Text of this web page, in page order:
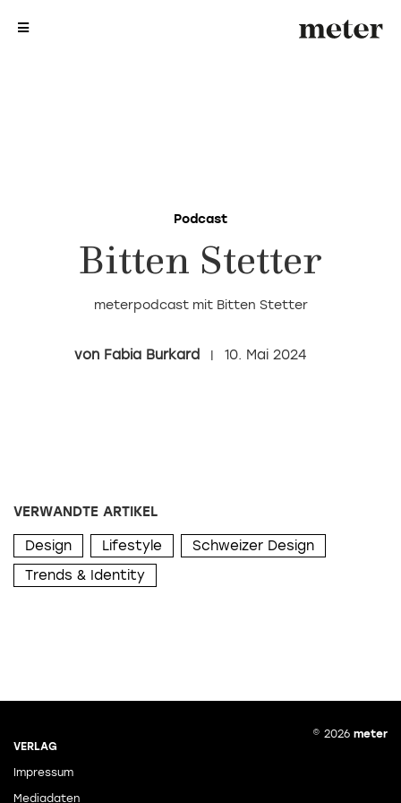
Podcast
Bitten Stetter
meterpodcast mit Bitten Stetter
Fabia Burkard 10. Mai 2024
VERWANDTE ARTIKEL
Design Lifestyle
Schweizer Design
Trends & Identity
VERLAG
Impressum
Mediadaten
© 2026 meter